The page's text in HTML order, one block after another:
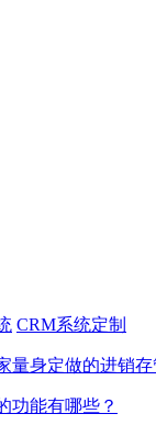
CRM系统定制
量身定做的进销存
功能有哪些？